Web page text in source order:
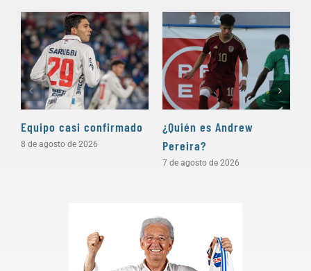
Equipo casi confirmado
8 de agosto de 2026
¿Quién es Andrew
Pereira?
7 de agosto de 2026